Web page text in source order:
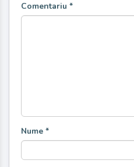
Comentariu *
Nume *